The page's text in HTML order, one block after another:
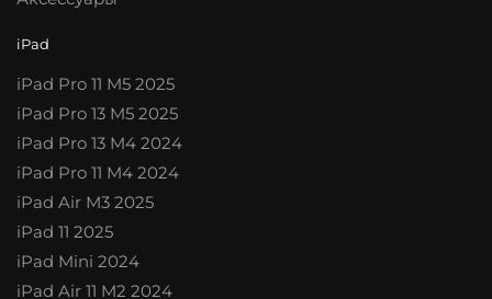
iPad
iPad Pro 11 M5 2025
iPad Pro 13 M5 2025
iPad Pro 13 M4 2024
iPad Pro 11 M4 2024
iPad Air M3 2025
iPad 11 2025
iPad Mini 2024
iPad Air 11 M2 2024